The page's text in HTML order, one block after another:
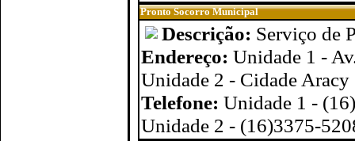
Pronto Socorro Municipal
Descrição: Serviço de
Endereço: Unidade 1 -
Unidade 2 - Cidade Aracy
Telefone: Unidade 1 -
Unidade 2 - (16)3375-